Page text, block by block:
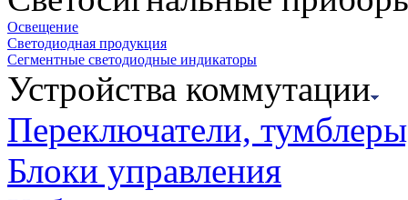
Освещение
Светодиодная продукция
Сегментные светодиодные индикаторы
Устройства коммутации
Переключатели,
Блоки управления